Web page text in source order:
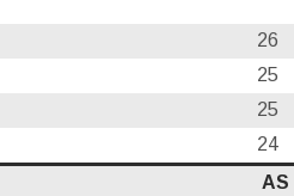
26
25
25
24
AS